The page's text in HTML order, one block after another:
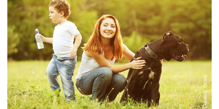
Снимка: iStock